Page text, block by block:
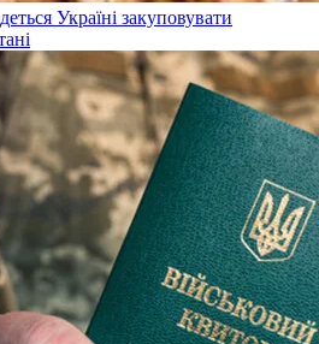
Україні закуповувати